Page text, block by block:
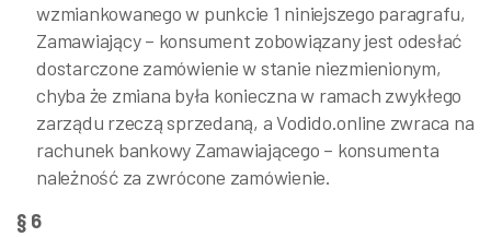
wzmiankowanego w punkcie 1 niniejszego paragrafu,
Zamawiający – konsument zobowiązany jest odesłać
dostarczone zamówienie w stanie niezmienionym,
chyba że zmiana była konieczna w ramach zwykłego
zarządu rzeczą sprzedaną, a Vodido.online zwraca na
rachunek bankowy Zamawiającego – konsumenta
należność za zwrócone zamówienie.
§ 6